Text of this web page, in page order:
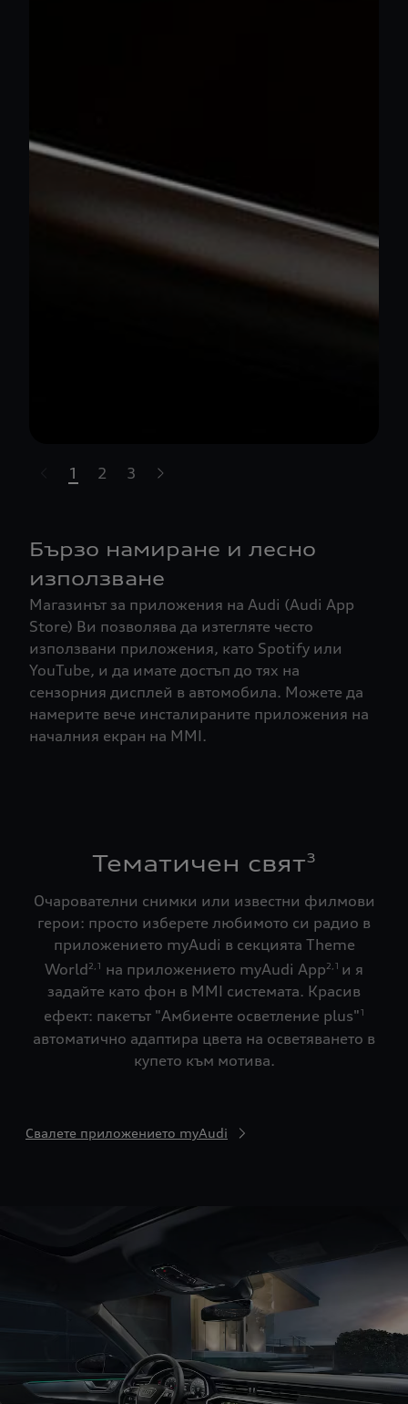
highlights.skipLinkText__
1 2 3
Бързо намиране и лесно
използване
Магазинът за приложения на Audi (Audi App
Store) Ви позволява да изтегляте често
използвани приложения, като Spotify или
YouTube, и да имате достъп до тях на
сензорния дисплей в автомобила. Можете да
намерите вече инсталираните приложения на
началния екран на MMI.
Тематичен свят3
Очарователни снимки или известни филмови
герои: просто изберете любимото си радио в
приложението myAudi в секцията Theme
World2,1 на приложението myAudi App2,1 и я
задайте като фон в MMI системата. Красив
ефект: пакетът "Амбиенте осветление plus"1
автоматично адаптира цвета на осветяването в
купето към мотива.
Свалете приложението myAudi